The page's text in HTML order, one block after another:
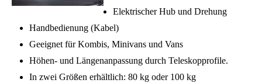
Elektrischer Hub und Drehung
Handbedienung (Kabel)
Geeignet für Kombis, Minivans und Vans
Höhen- und Längenanpassung durch Teleskopprofile.
In zwei Größen erhältlich: 80 kg oder 100 kg